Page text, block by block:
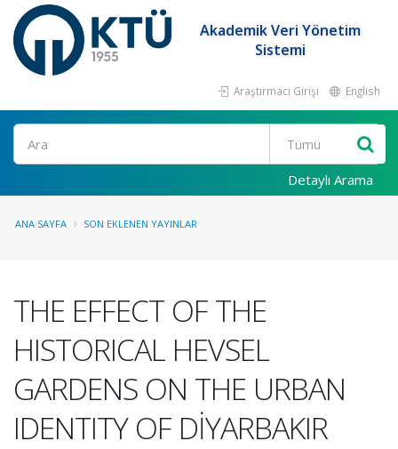
Akademik Veri Yönetim
Sistemi
Araştırmacı Girişi English
Ara
Detaylı Arama
ANA SAYFA SON EKLENEN YAYINLAR
THE EFFECT OF THE
HISTORICAL HEVSEL
GARDENS ON THE URBAN
IDENTITY OF DİYARBAKIR